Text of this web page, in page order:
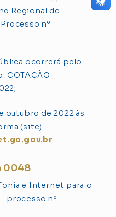
Regional de
nº
ocorrerá pelo
outubro de 2022 às
(site)
0048
e Internet para o
processo nº